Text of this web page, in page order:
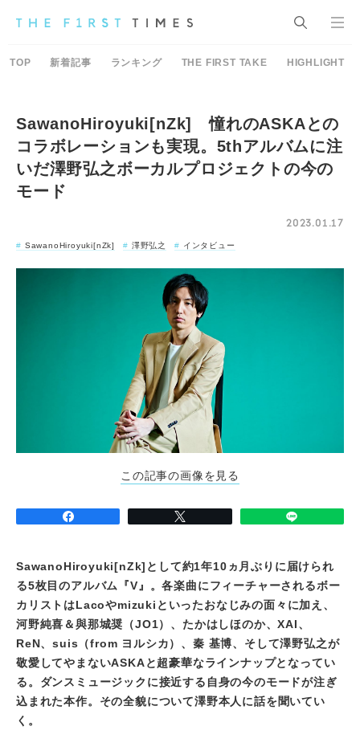
TOP 新着記事 ランキング THE FIRST TAKE HIGHLIGHT
SawanoHiroyuki[nZk] 憧れのASKAとの
コラボレーションも実現。5thアルバムに注
いだ澤野弘之ボーカルプロジェクトの今の
モード
2023.01.17
SawanoHiroyuki[nZk] 澤野弘之 インタビュー
この記事の画像を見る
SawanoHiroyuki[nZk] として約1年10ヵ月ぶりに届けられ
る5枚目のアルバム『V』。各楽曲にフィーチャーされるボー
カリストはLacoやmizukiといったおなじみの面々に加え、
河野純喜＆與那城奨（JO1）、たかはしほのか、XAI、
ReN、suis（from ヨルシカ）、秦 基博、そして澤野弘之が
敬愛してやまないASKAと超豪華なラインナップとなってい
る。ダンスミュージックに接近する自身の今のモードが注ぎ
込まれた本作。その全貌について澤野本人に話を聞いてい
く。